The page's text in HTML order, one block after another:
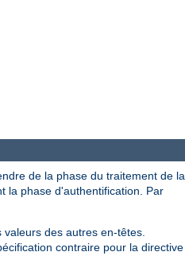
de la phase du traitement de la
la phase d'authentification. Par
des autres en-têtes.
contraire pour la directive